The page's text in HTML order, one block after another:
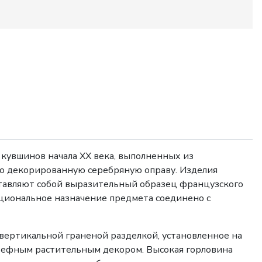
начала XX века, выполненных из
декорированную серебряную оправу. Изделия
собой выразительный образец французского
назначение предмета соединено с
граненой разделкой, установленное на
растительным декором. Высокая горловина